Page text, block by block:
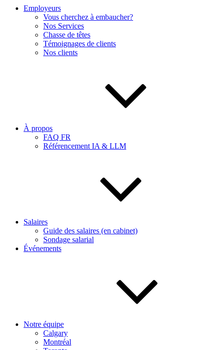
Employeurs
Vous cherchez à embaucher?
Nos Services
Chasse de têtes
Témoignages de clients
Nos clients
À propos
FAQ FR
Référencement IA & LLM
Salaires
Guide des salaires (en cabinet)
Sondage salarial
Événements
Notre équipe
Calgary
Montréal